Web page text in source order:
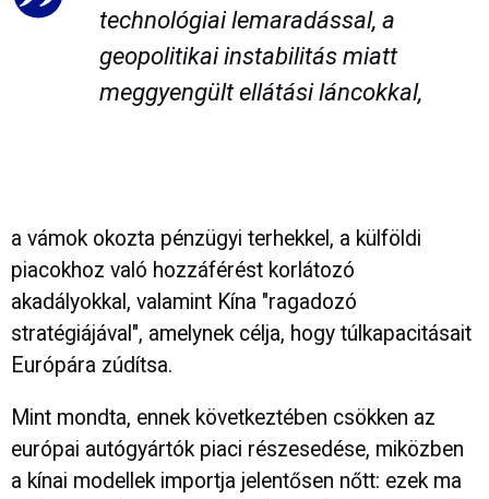
technológiai lemaradással, a
geopolitikai instabilitás miatt
meggyengült ellátási láncokkal,
a vámok okozta pénzügyi terhekkel, a külföldi
piacokhoz való hozzáférést korlátozó
akadályokkal, valamint Kína "ragadozó
stratégiájával", amelynek célja, hogy túlkapacitásait
Európára zúdítsa.
Mint mondta, ennek következtében csökken az
európai autógyártók piaci részesedése, miközben
a kínai modellek importja jelentősen nőtt: ezek ma